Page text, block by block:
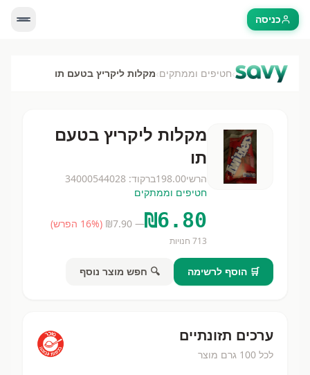
כניסה
›חטיפים וממתקים›מקלות ליקריץ בטעם תו
מקלות ליקריץ בטעם
תו
הרשי198.00ברקוד: 34000544028
חטיפים וממתקים
₪6.80
— ₪
7.90
(
16% הפרש)
713 חנויות
🛒 הוסף לרשימה 🔍 חפש מוצר נוסף
ערכים תזונתיים
לכל 100 גרם מוצר